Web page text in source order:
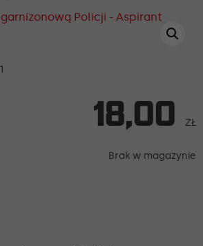
18,00 ZŁ
Brak w magazynie